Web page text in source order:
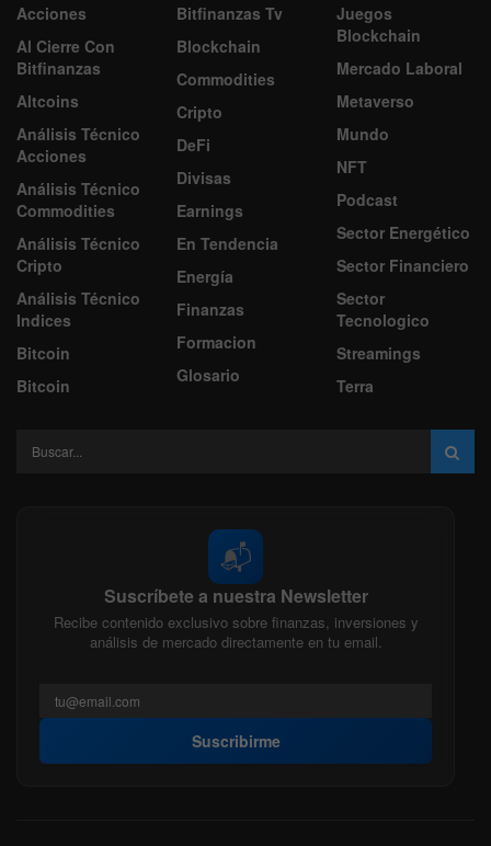
Acciones
Al Cierre Con
Bitfinanzas
Altcoins
Análisis Técnico
Acciones
Análisis Técnico
Commodities
Análisis Técnico
Cripto
Análisis Técnico
Indices
Bitcoin
Bitcoin
Bitfinanzas Tv
Blockchain
Commodities
Cripto
DeFi
Divisas
Earnings
En Tendencia
Energía
Finanzas
Formacion
Glosario
Juegos
Blockchain
Mercado Laboral
Metaverso
Mundo
NFT
Podcast
Sector Energético
Sector Financiero
Sector
Tecnologico
Streamings
Terra
📬
Suscríbete a nuestra Newsletter
Recibe contenido exclusivo sobre finanzas, inversiones y
análisis de mercado directamente en tu email.
Suscribirme